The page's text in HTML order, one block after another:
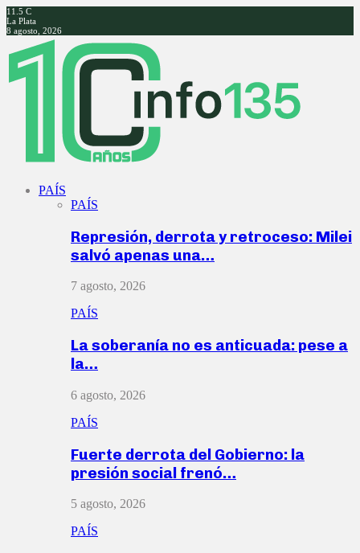
11.5 C
La Plata
8 agosto, 2026
Facebook
Twitter
Instagram
Youtube
PAÍS
PAÍS
Represión, derrota y retroceso: Milei
salvó apenas una…
7 agosto, 2026
PAÍS
La soberanía no es anticuada: pese a
la…
6 agosto, 2026
PAÍS
Fuerte derrota del Gobierno: la
presión social frenó…
5 agosto, 2026
PAÍS